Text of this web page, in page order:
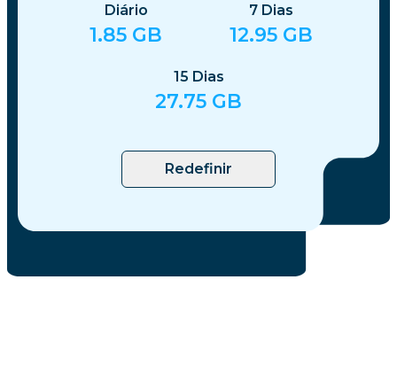
Diário
1.85 GB
7 Dias
12.95 GB
15 Dias
27.75 GB
Redefinir